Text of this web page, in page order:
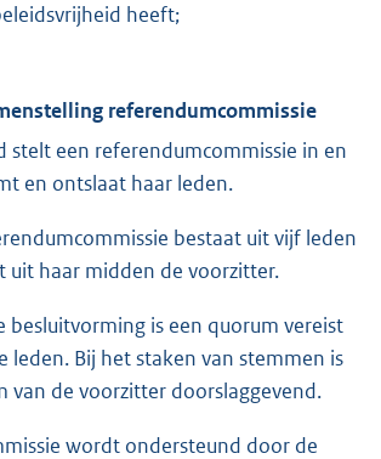
heeft;
referendumcommissie
stelt een referendumcommissie in en
en ontslaat haar leden.
bestaat uit vijf leden
uit haar midden de voorzitter.
besluitvorming is een quorum vereist
leden. Bij het staken van stemmen is
van de voorzitter doorslaggevend.
wordt ondersteund door de